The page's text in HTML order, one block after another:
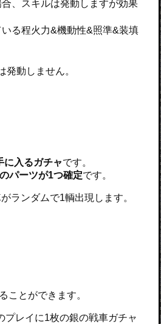
、スキルは発動しますが効果
る程火力&機動性&照準&装填
動しません。
に入るガチャです。
パーツが1つ確定です。
ランダムで1輌出現します。
ことができます。
レイに1枚の銀の戦車ガチャ